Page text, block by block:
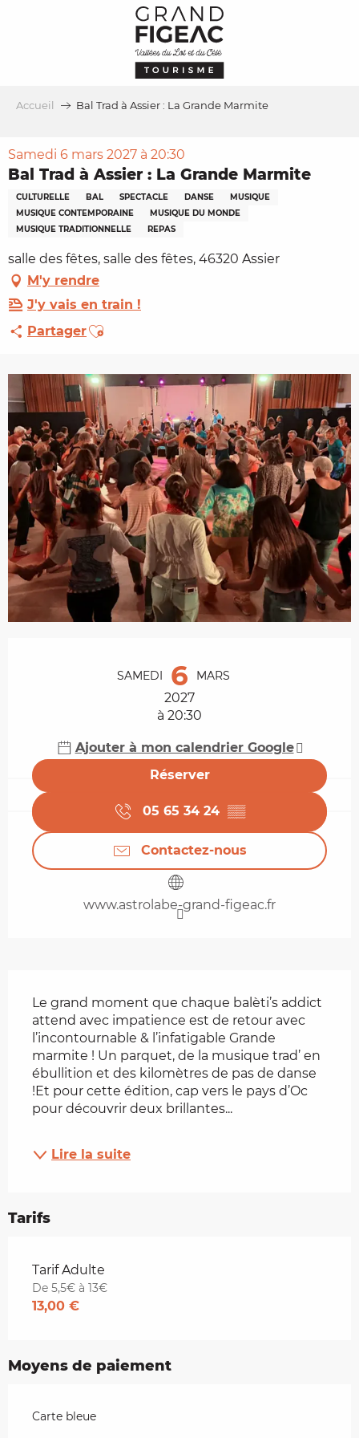
Accueil Bal Trad à Assier : La Grande Marmite
Samedi 6 mars 2027 à 20:30
Bal Trad à Assier : La Grande Marmite
CULTURELLE BAL SPECTACLE DANSE
MUSIQUE
MUSIQUE CONTEMPORAINE
MUSIQUE DU MONDE
MUSIQUE TRADITIONNELLE
REPAS
salle des fêtes, salle des fêtes, 46320 Assier
M'y rendre
J'y vais en train !
PartagerAjouter aux favoris
SAMEDI 6 MARS
2027
à 20:30
Ajouter à mon calendrier Google
Réserver
05 65 34 24 ▒▒
Contactez-nous
www.astrolabe-grand-figeac.fr
Le grand moment que chaque balèti’s addict
attend avec impatience est de retour avec
l’incontournable & l’infatigable Grande
marmite ! Un parquet, de la musique trad’ en
ébullition et des kilomètres de pas de danse
!Et pour cette édition, cap vers le pays d’Oc
pour découvrir deux brillantes...
Lire la suite
Tarifs
Tarifs 2026
Tarif Adulte
De 5,5€ à 13€
13,00 €
Moyens de paiement
Carte bleue